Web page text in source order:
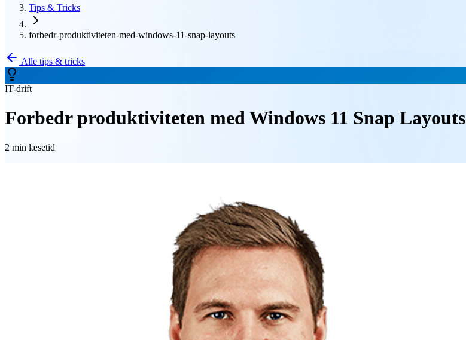
Tips & Tricks
forbedr-produktiviteten-med-windows-11-snap-layouts
Alle tips & tricks
IT-drift
Forbedr produktiviteten med Windows 11 Snap Layouts
2 min læsetid